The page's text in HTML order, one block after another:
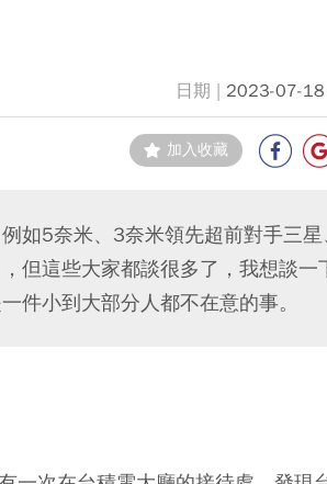
2023-07-
加入收藏
如5奈米、3奈米領先超前對手三
但這些大家都談很多了，我想談一
件小到大部分人都不在意的事。